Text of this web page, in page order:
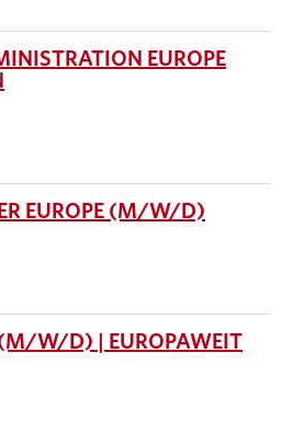
EUROPE
EUROPE (M/W/D)
(M/W/D) | EUROPAWEIT